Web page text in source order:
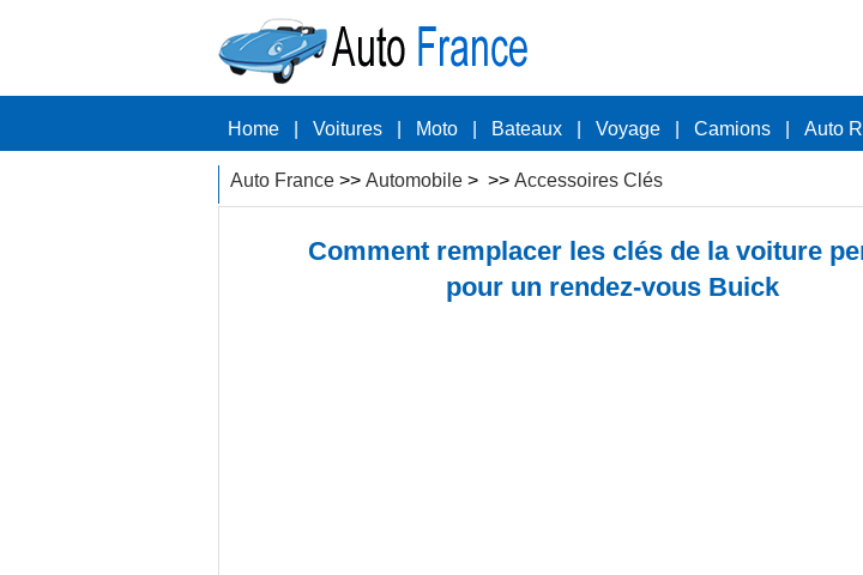
Home Voitures Moto Bateaux Voyage Camions Auto
Auto France >> Automobile > >> Accessoires Clés
Comment remplacer les clés de la voiture
pour un rendez-vous Buick